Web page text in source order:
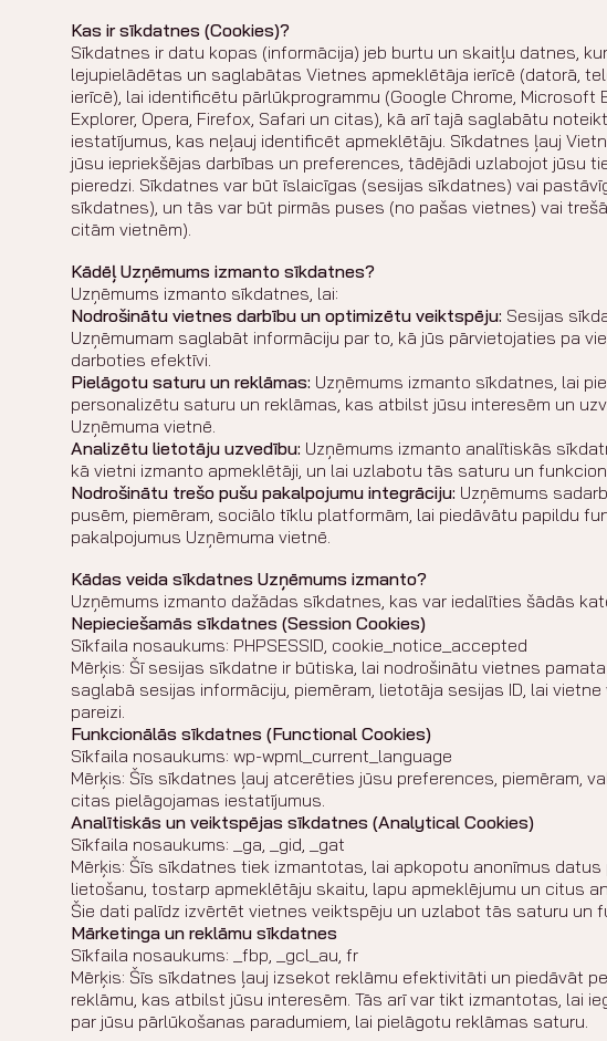
Kas ir sīkdatnes (Cookies)?
Sīkdatnes ir datu kopas (informācija) jeb burtu un skaitļu datnes,
lejupielādētas un saglabātas Vietnes apmeklētāja ierīcē (datorā,
ierīcē), lai identificētu pārlūkprogrammu (Google Chrome, Microsoft
Explorer, Opera, Firefox, Safari un citas), kā arī tajā saglabātu
iestatījumus, kas neļauj identificēt apmeklētāju. Sīkdatnes ļauj
jūsu iepriekšējas darbības un preferences, tādējādi uzlabojot jūsu
pieredzi. Sīkdatnes var būt īslaicīgas (sesijas sīkdatnes) vai
sīkdatnes), un tās var būt pirmās puses (no pašas vietnes) vai
citām vietnēm).
Kādēļ Uzņēmums izmanto sīkdatnes?
Uzņēmums izmanto sīkdatnes, lai:
Nodrošinātu vietnes darbību un optimizētu veiktspēju: Sesijas
Uzņēmumam saglabāt informāciju par to, kā jūs pārvietojaties pa
darboties efektīvi.
Pielāgotu saturu un reklāmas: Uzņēmums izmanto sīkdatnes, lai
personalizētu saturu un reklāmas, kas atbilst jūsu interesēm un
Uzņēmuma vietnē.
Analizētu lietotāju uzvedību: Uzņēmums izmanto analītiskās
kā vietni izmanto apmeklētāji, un lai uzlabotu tās saturu un
Nodrošinātu trešo pušu pakalpojumu integrāciju: Uzņēmums
pusēm, piemēram, sociālo tīklu platformām, lai piedāvātu papildu
pakalpojumus Uzņēmuma vietnē.
Kādas veida sīkdatnes Uzņēmums izmanto?
Uzņēmums izmanto dažādas sīkdatnes, kas var iedalīties šādās
Nepieciešamās sīkdatnes (Session Cookies)
Sīkfaila nosaukums: PHPSESSID, cookie_notice_accepted
Mērķis: Šī sesijas sīkdatne ir būtiska, lai nodrošinātu vietnes pamata
saglabā sesijas informāciju, piemēram, lietotāja sesijas ID, lai
pareizi.
Funkcionālās sīkdatnes (Functional Cookies)
Sīkfaila nosaukums: wp-wpml_current_language
Mērķis: Šīs sīkdatnes ļauj atcerēties jūsu preferences, piemēram,
citas pielāgojamas iestatījumus.
Analītiskās un veiktspējas sīkdatnes (Analytical Cookies)
Sīkfaila nosaukums: _ga, _gid, _gat
Mērķis: Šīs sīkdatnes tiek izmantotas, lai apkopotu anonīmus datus
lietošanu, tostarp apmeklētāju skaitu, lapu apmeklējumu un citus
Šie dati palīdz izvērtēt vietnes veiktspēju un uzlabot tās saturu un
Mārketinga un reklāmu sīkdatnes
Sīkfaila nosaukums: _fbp, _gcl_au, fr
Mērķis: Šīs sīkdatnes ļauj izsekot reklāmu efektivitāti un piedāvāt
reklāmu, kas atbilst jūsu interesēm. Tās arī var tikt izmantotas, lai
par jūsu pārlūkošanas paradumiem, lai pielāgotu reklāmas saturu.